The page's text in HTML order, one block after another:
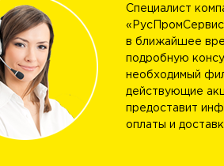
Специалист
в ближайшее
подробную
необходимый
действующие
предоставит
оплаты и